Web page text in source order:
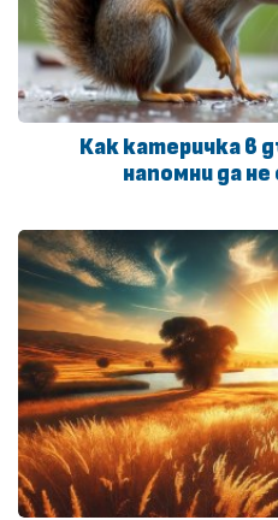
Как катеричка в
напомни да